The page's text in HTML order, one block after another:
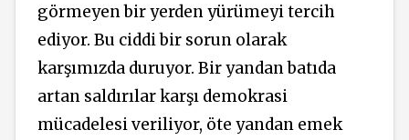
görmeyen bir yerden yürümeyi tercih
ediyor. Bu ciddi bir sorun olarak
karşımızda duruyor. Bir yandan batıda
artan saldırılar karşı demokrasi
mücadelesi veriliyor, öte yandan emek